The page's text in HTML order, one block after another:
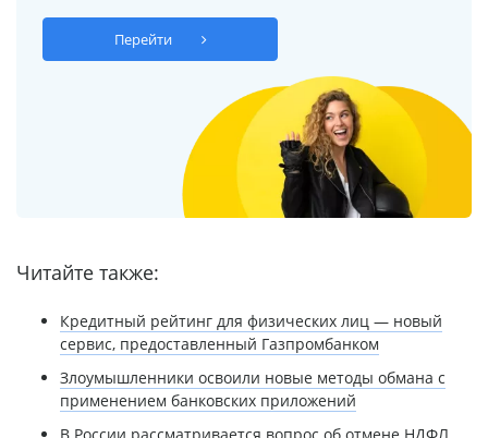
Перейти
Читайте также:
Кредитный рейтинг для физических лиц — новый
сервис, предоставленный Газпромбанком
Злоумышленники освоили новые методы обмана с
применением банковских приложений